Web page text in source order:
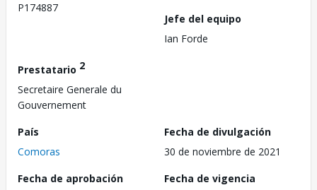
P174887
Jefe del equipo
Ian Forde
Prestatario 2
Secretaire Generale du
Gouvernement
País
Comoras
Fecha de divulgación
30 de noviembre de 2021
Fecha de aprobación
Fecha de vigencia